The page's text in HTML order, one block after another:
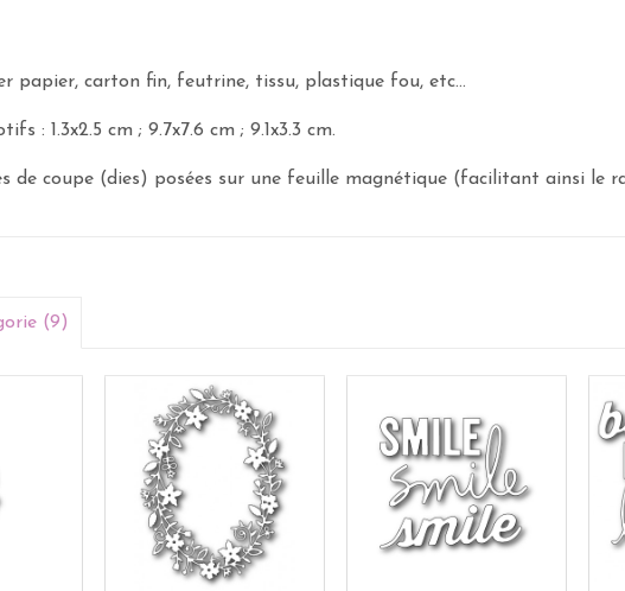
papier, carton fin, feutrine, tissu, plastique fou, etc...
: 1.3x2.5 cm ; 9.7x7.6 cm ; 9.1x3.3 cm.
de coupe (dies) posées sur une feuille magnétique (facilitant ainsi le
(9)